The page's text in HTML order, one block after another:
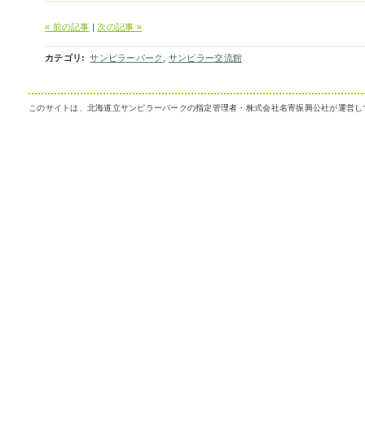
« 前の記事 |次の記事 »
カテゴリ : サンピラーパーク サンピラー交流館
このサイトは、北海道立サンピラーパークの指定管理者・株式会社名寄振興公社が運営